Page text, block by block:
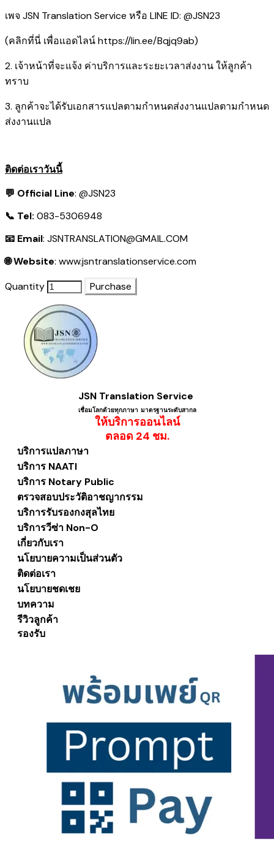
เพจ JSN Translation Service หรือ LINE ID: @JSN23
(คลิกที่นี่ เพื่อแอดไลน์https://lin.ee/Bqjq9ab)
2. เจ้าหน้าที่จะแจ้ง ค่าบริการและระยะเวลาส่งงาน ให้ลูกค้า
ทราบ
3. ลูกค้าจะได้รับเอกสารแปลตามกำหนดส่งงานแปลตามกำหนด
ส่งงานแปล
ติดต่อเราวันนี้
💬 Official Line: @JSN23
📞 Tel: 083-5306948
📧 Email: JSNTRANSLATION@GMAIL.COM
🌐 Website: www.jsntranslationservice.com
Quantity
Purchase
JSN Translation Service
เชื่อมโลกด้วยทุกภาษา ​มาตรฐานระดับสากล
ให้บริการออนไลน์
​ตลอด 24 ชม.
บริการแปลภาษา
บริการ NAATI
บริการ Notary Public
ตรวจสอบประวัติอาชญากรรม
บริการรับรองกงสุลไทย
บริการวีซ่า Non-O
เกี่ยวกับเรา
นโยบายความเป็นส่วนตัว
ติดต่อเรา
นโยบายชดเชย
บทความ
รีวิวลูกค้า
รองรับ